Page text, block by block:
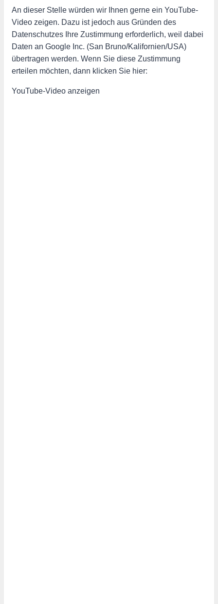
An dieser Stelle würden wir Ihnen gerne ein YouTube-
Video zeigen. Dazu ist jedoch aus Gründen des
Datenschutzes Ihre Zustimmung erforderlich, weil dabei
Daten an Google Inc. (San Bruno/Kalifornien/USA)
übertragen werden. Wenn Sie diese Zustimmung
erteilen möchten, dann klicken Sie hier:
YouTube-Video anzeigen